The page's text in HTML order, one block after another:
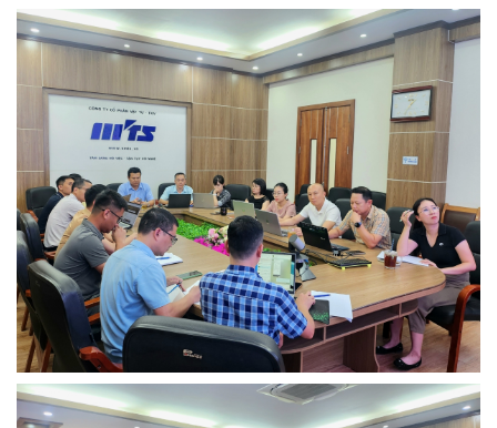
TKV đẩy mạnh lộ trình tái cơ cấu
MTS - GIỚI THIỆU SẢN PHẨM COMINLUB HFS
MTS - ĐẢM BẢO CHẤT LƯỢNG VẬT TƯ NGÀNH MỎ
Video quy trình Bỏ phiếu Bầu cử sắp tới
MTS: KHÁNH THÀNH CỬA HÀNG XĂNG DẦU CẨM PHẢ
MTS: 5 NĂM - TỪ ĐẠI HỘI ĐẾN ĐẠI HỘI
Cách phòng chống covid-19 tại nơi làm việc
Sản phẩm dầu nhờn của Công ty CP Vật tư tạo ấn tượng tốt tại Lễ tổng kết
Cominlub: Dấu ấn 20 năm 12/11 (1997-2017)